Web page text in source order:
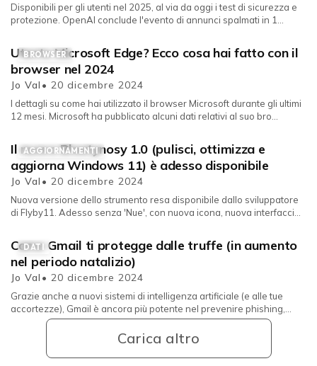
Disponibili per gli utenti nel 2025, al via da oggi i test di sicurezza e
protezione. OpenAI conclude l'evento di annunci spalmati in 1...
BROWSER
Utente Microsoft Edge? Ecco cosa hai fatto con il
browser nel 2024
Jo Val• 20 dicembre 2024
I dettagli su come hai utilizzato il browser Microsoft durante gli ultimi
12 mesi. Microsoft ha pubblicato alcuni dati relativi al suo bro...
AGGIORNAMENTI
Il nuovo Bloatynosy 1.0 (pulisci, ottimizza e
aggiorna Windows 11) è adesso disponibile
Jo Val• 20 dicembre 2024
Nuova versione dello strumento resa disponibile dallo sviluppatore
di Flyby11. Adesso senza 'Nue', con nuova icona, nuova interfacci...
DATI
Come Gmail ti protegge dalle truffe (in aumento
nel periodo natalizio)
Jo Val• 20 dicembre 2024
Grazie anche a nuovi sistemi di intelligenza artificiale (e alle tue
accortezze), Gmail è ancora più potente nel prevenire phishing,
malware...
Carica altro